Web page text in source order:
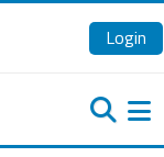
Login